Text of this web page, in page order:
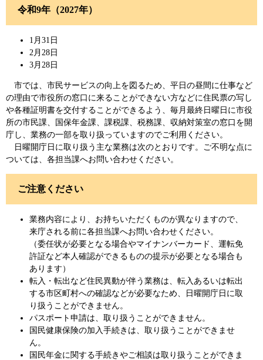
令和9年（2027年）
1月31日
2月28日
3月28日
市では、市民サービスの向上を図るため、平日の昼間に仕事など
の理由で市役所の窓口に来ることができない方などに住民票の写し
や各種証明書を交付することができるよう、毎月最終日曜日に市役
所の市民課、国保年金課、課税課、税務課、収納対策室の窓口を開
庁し、業務の一部を取り扱っていますのでご利用ください。
日曜開庁日に取り扱う主な業務は次のとおりです。ご不明な点に
ついては、各担当課へお問い合わせください。
ご注意ください
業務内容により、お持ちいただくものが異なりますので、
来庁される前に各担当課へお問い合わせください。
（委任状が必要となる場合やマイナンバーカード、運転免
許証など本人確認ができるものの提示が必要となる場合も
あります）
転入・転出など住民異動が伴う業務は、転入あるいは転出
する市区町村への確認などが必要なため、日曜開庁日に取
り扱うことができません。
パスポート申請は、取り扱うことができません。
国民健康保険の加入手続きは、取り扱うことができませ
ん。
国民年金に関する手続きやご相談は取り扱うことができま